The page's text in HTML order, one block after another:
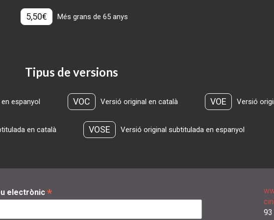
5,50€ Més grans de 65 anys
Tipus de versions
espanyol VOC Versió original en català VOE Versió
en català VOSE Versió original subtitulada en espanyol
electrònic *
93